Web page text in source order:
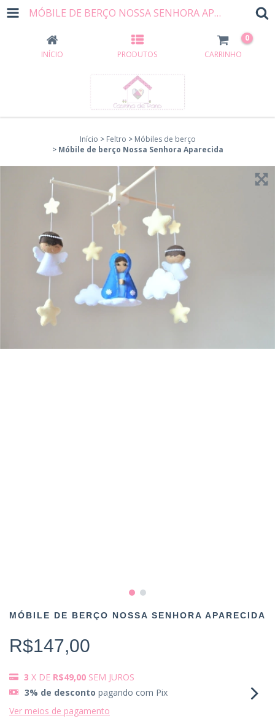
MÓBILE DE BERÇO NOSSA SENHORA APARECIDA
INÍCIO PRODUTOS CARRINHO
0
Início > Feltro > Móbiles de berço
> Móbile de berço Nossa Senhora Aparecida
MÓBILE DE BERÇO NOSSA SENHORA APARECIDA
R$147,00
3 X DE R$49,00 SEM JUROS
3% de desconto pagando com Pix
Ver meios de pagamento